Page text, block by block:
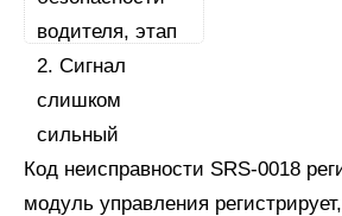
Код неисправности SRS-0018
модуль управления